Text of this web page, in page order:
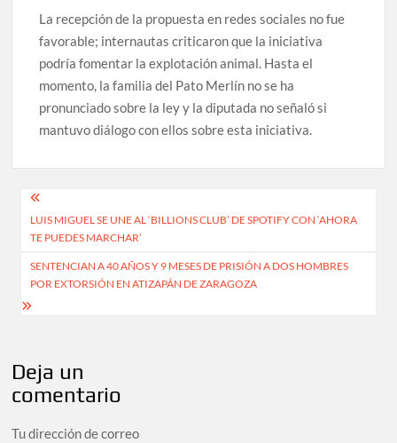
La recepción de la propuesta en redes sociales no fue
favorable; internautas criticaron que la iniciativa
podría fomentar la explotación animal. Hasta el
momento, la familia del Pato Merlín no se ha
pronunciado sobre la ley y la diputada no señaló si
mantuvo diálogo con ellos sobre esta iniciativa.
Navegación
de
entradas
LUIS MIGUEL SE UNE AL ‘BILLIONS CLUB’ DE SPOTIFY CON ‘AHORA
TE PUEDES MARCHAR’
SENTENCIAN A 40 AÑOS Y 9 MESES DE PRISIÓN A DOS HOMBRES
POR EXTORSIÓN EN ATIZAPÁN DE ZARAGOZA
Deja un
comentario
Tu dirección de correo